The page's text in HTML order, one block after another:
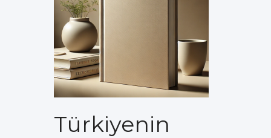
Türkiyenin